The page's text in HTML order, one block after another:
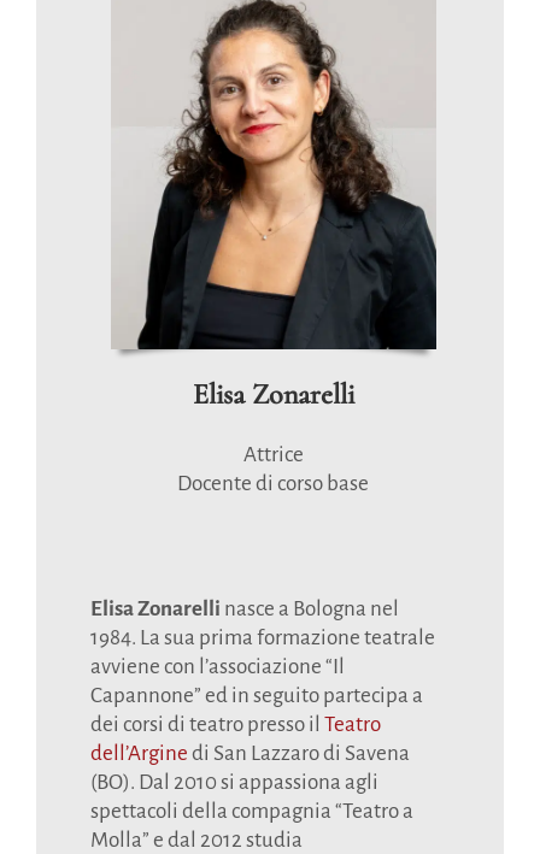
Elisa Zonarelli
Attrice
Docente di corso base
Elisa Zonarelli nasce a Bologna nel
1984. La sua prima formazione teatrale
avviene con l’associazione “Il
Capannone” ed in seguito partecipa a
dei corsi di teatro presso il Teatro
dell’Argine di San Lazzaro di Savena
(BO). Dal 2010 si appassiona agli
spettacoli della compagnia “Teatro a
Molla” e dal 2012 studia